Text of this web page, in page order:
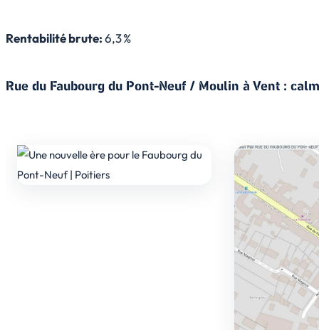
Rentabilité brute:6,3 %
Rue du Faubourg du Pont-Neuf / Moulin à Vent :